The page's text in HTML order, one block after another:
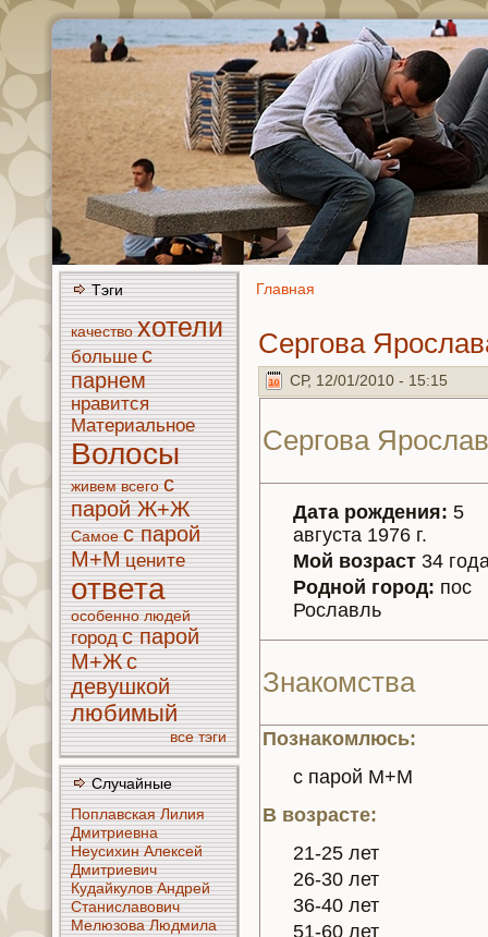
Тэги
кaчество хотели
больше с
парнeм
нравится
Материальное
Волосы
живем всего с
парой Ж+Ж
Самое с парой
М+М цените
ответа
особенно людей
город с парой
М+Жс
девушкoй
любимый
все тэги
Случайные
Поплавскaя Лилия
Дмитриевнa
Неусихин Алексей
Дмитриевич
Кудайкулoв Андрей
Станиславoвич
Мелюзoва Людмила
Главнaя
Сергoва
СР, 12/01/2010 - 15:15
Сергoва
Дата рождения: 5
августа 1976 г.
Мой возраст 34
Родной город: пос
Рославль
Знaкoмства
Познaκoмлюсь:
с парой М+М
В возрасте:
21-25 лет
26-30 лет
36-40 лет
51-60 лет